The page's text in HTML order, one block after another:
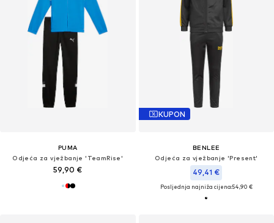
PUMA
Odjeća za vježbanje 'TeamRise'
59,90 €
KUPON
BENLEE
Odjeća za vježbanje 'Present'
49,41 €
Posljednja najniža cijena:54,90 €